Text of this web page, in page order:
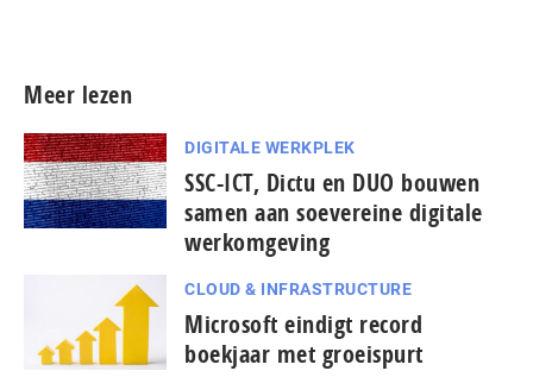
Meer lezen
DIGITALE WERKPLEK
SSC-ICT, Dictu en DUO bouwen
samen aan soevereine digitale
werkomgeving
CLOUD & INFRASTRUCTURE
Microsoft eindigt record
boekjaar met groeispurt